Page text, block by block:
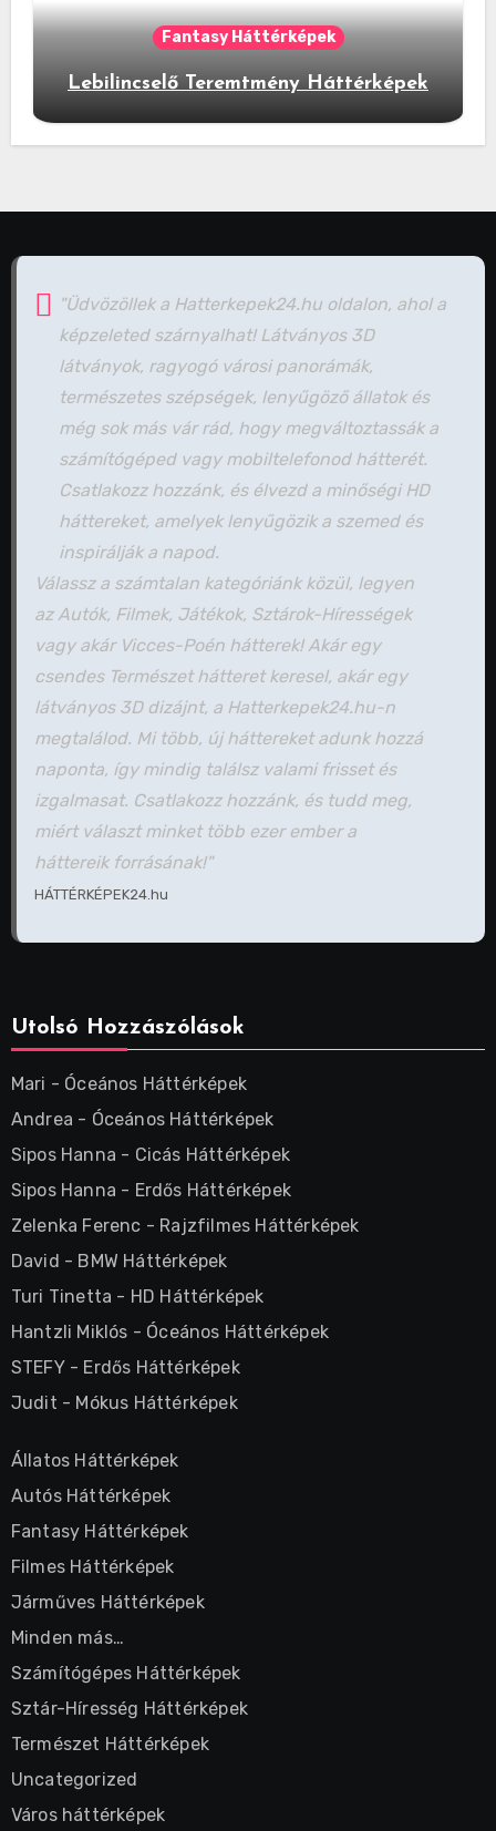
Fantasy Háttérképek
Lebilincselő Teremtmény Háttérképek
"Üdvözöllek a Hatterkepek24.hu oldalon, ahol a
képzeleted szárnyalhat! Látványos 3D
látványok, ragyogó városi panorámák,
természetes szépségek, lenyűgöző állatok és
még sok más vár rád, hogy megváltoztassák a
számítógéped vagy mobiltelefonod hátterét.
Csatlakozz hozzánk, és élvezd a minőségi HD
háttereket, amelyek lenyűgözik a szemed és
inspirálják a napod.
Válassz a számtalan kategóriánk közül, legyen
az Autók, Filmek, Játékok, Sztárok-Hírességek
vagy akár Vicces-Poén hátterek! Akár egy
csendes Természet hátteret keresel, akár egy
látványos 3D dizájnt, a Hatterkepek24.hu-n
megtalálod. Mi több, új háttereket adunk hozzá
naponta, így mindig találsz valami frisset és
izgalmasat. Csatlakozz hozzánk, és tudd meg,
miért választ minket több ezer ember a
háttereik forrásának!"
HÁTTÉRKÉPEK24.hu
Utolsó Hozzászólások
Mari - Óceános Háttérképek
Andrea - Óceános Háttérképek
Sipos Hanna - Cicás Háttérképek
Sipos Hanna - Erdős Háttérképek
Zelenka Ferenc - Rajzfilmes Háttérképek
David - BMW Háttérképek
Turi Tinetta - HD Háttérképek
Hantzli Miklós - Óceános Háttérképek
STEFY- Erdős Háttérképek
Judit - Mókus Háttérképek
Állatos Háttérképek
Autós Háttérképek
Fantasy Háttérképek
Filmes Háttérképek
Járműves Háttérképek
Minden más…
Számítógépes Háttérképek
Sztár-Híresség Háttérképek
Természet Háttérképek
Uncategorized
Város háttérképek